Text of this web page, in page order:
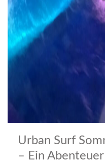
Urban Surf
– Ein